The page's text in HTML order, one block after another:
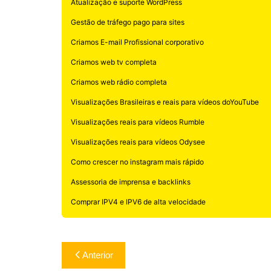
Atualização e suporte WordPress
Gestão de tráfego pago para sites
Criamos E-mail Profissional corporativo
Criamos web tv completa
Criamos web rádio completa
Visualizações Brasileiras e reais para vídeos doYouTube
Visualizações reais para vídeos Rumble
Visualizações reais para vídeos Odysee
Como crescer no instagram mais rápido
Assessoria de imprensa e backlinks
Comprar IPV4 e IPV6 de alta velocidade
Navegação
Anterior